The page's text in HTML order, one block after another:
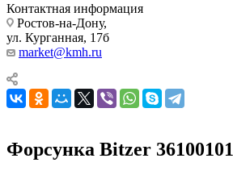
Контактная информация
Ростов-на-Дону,
ул. Курганная, 17б
market@kmh.ru
Форсунка Bitzer 36100101